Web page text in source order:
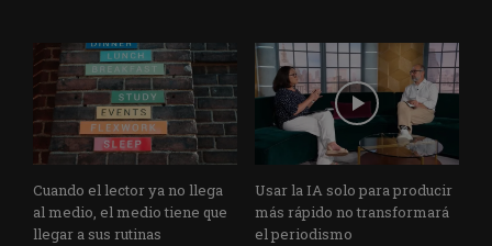
Cuando el lector ya no llega
al medio, el medio tiene que
llegar a sus rutinas
Usar la IA solo para producir
más rápido no transformará
el periodismo